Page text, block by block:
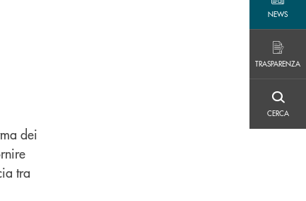
NEWS
TRASPARENZA
CERCA
dei
tra